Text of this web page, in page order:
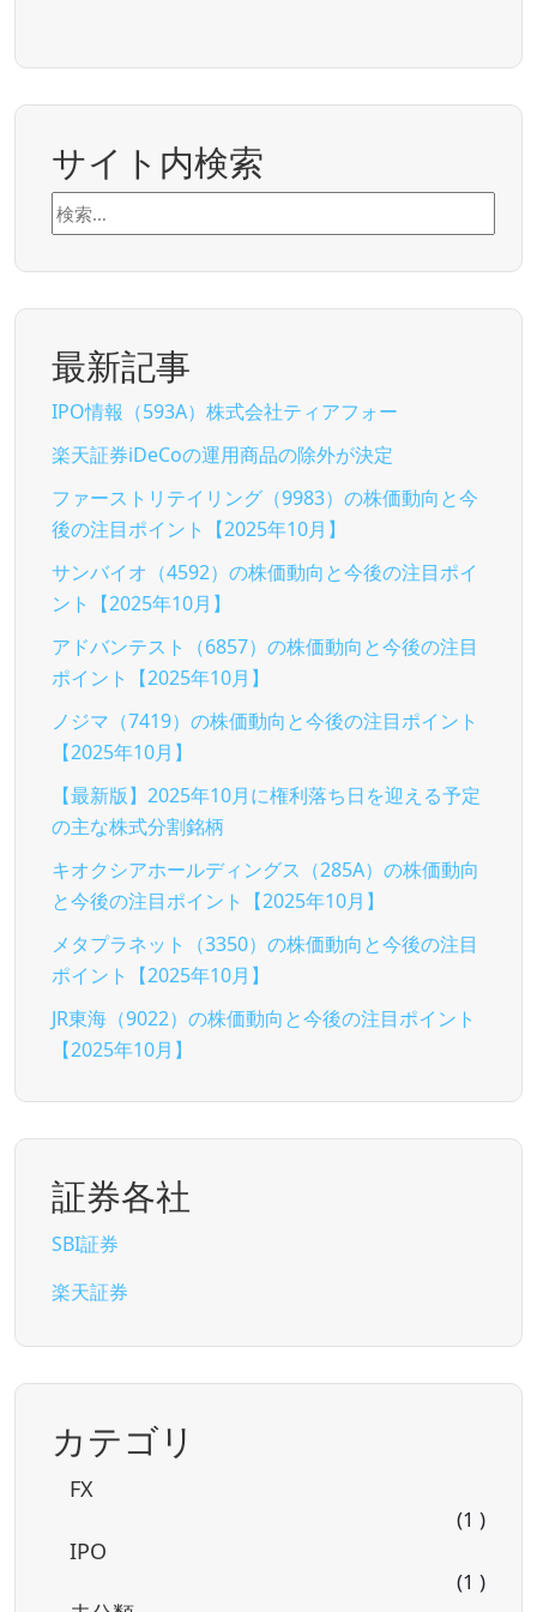
サイト内検索
検
索:
最新記事
IPO情報（593A）株式会社ティアフォー
楽天証券iDeCoの運用商品の除外が決定
ファーストリテイリング（9983）の株価動向と今
後の注目ポイント【2025年10月】
サンバイオ（4592）の株価動向と今後の注目ポイ
ント【2025年10月】
アドバンテスト（6857）の株価動向と今後の注目
ポイント【2025年10月】
ノジマ（7419）の株価動向と今後の注目ポイント
【2025年10月】
【最新版】2025年10月に権利落ち日を迎える予定
の主な株式分割銘柄
キオクシアホールディングス（285A）の株価動向
と今後の注目ポイント【2025年10月】
メタプラネット（3350）の株価動向と今後の注目
ポイント【2025年10月】
JR東海（9022）の株価動向と今後の注目ポイント
【2025年10月】
証券各社
SBI証券
楽天証券
カテゴリ
FX
(1 )
IPO
(1 )